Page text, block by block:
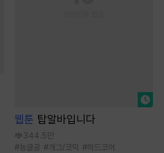
웹툰 탑알바입니다
344.5만
#능글공 #개그/코믹 #하드코어